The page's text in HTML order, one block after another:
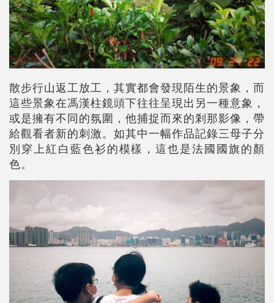
散步行山返工放工，其實都會發現陌生的景象，而
這些景象在馮漢柱鏡頭下往往呈現出另一種意象，
或是擁有不同的氛圍，他捕捉而來的剎那影像，帶
給觀看者新的刺激。如其中一幅作品記錄三母子分
別穿上紅白藍色衫的模樣，這也是法國國旗的顏
色。